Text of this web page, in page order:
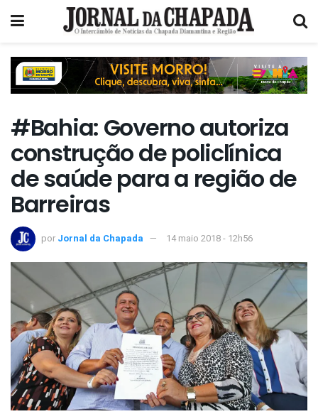
#Bahia: Governo autoriza
construção de policlínica
de saúde para a região de
Barreiras
por Jornal da Chapada 14 maio 2018 - 12h56